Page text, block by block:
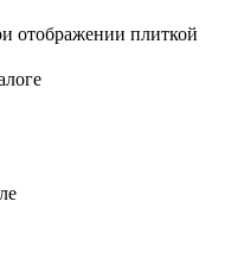
отображении плиткой